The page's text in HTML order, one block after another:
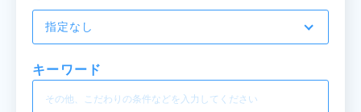
指定なし
キーワード